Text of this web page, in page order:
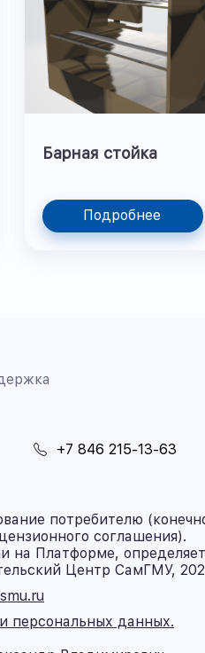
Барная стойка
Подробнее
+7 846 215-13-63
потребителю
соглашения).
Платформе,
Центр СамГМУ,
персональных данных.